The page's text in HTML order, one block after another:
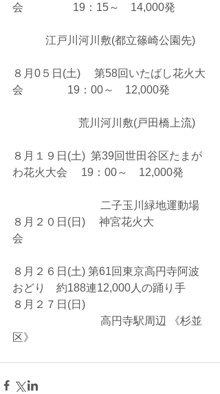
会　     　　 19：15～　14,000発
江戸川河川敷(都立篠崎公園先)
８月0５日(土)　 第58回いたばし花火大
会       　　 19：00～　12,000発
荒川河川敷(戸田橋上流)
８月１９日(土)  第39回世田谷区たまが
わ花火大会 　19：00～　12,000発
二子玉川緑地運動場
８月２０日(日) 　神宮花火大
会
８月２６日(土) 第61回東京高円寺阿波
おどり    約188連12,000人の踊り手
８月２７日(日)
高円寺駅周辺 《杉並
区》